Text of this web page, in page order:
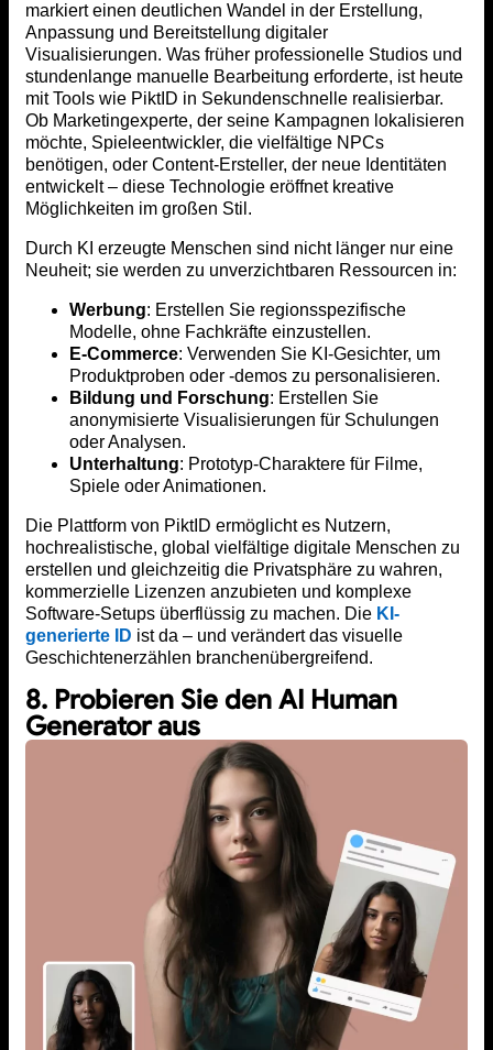
markiert einen deutlichen Wandel in der Erstellung,
Anpassung und Bereitstellung digitaler
Visualisierungen. Was früher professionelle Studios und
stundenlange manuelle Bearbeitung erforderte, ist heute
mit Tools wie PiktID in Sekundenschnelle realisierbar.
Ob Marketingexperte, der seine Kampagnen lokalisieren
möchte, Spieleentwickler, die vielfältige NPCs
benötigen, oder Content-Ersteller, der neue Identitäten
entwickelt – diese Technologie eröffnet kreative
Möglichkeiten im großen Stil.
Durch KI erzeugte Menschen sind nicht länger nur eine
Neuheit; sie werden zu unverzichtbaren Ressourcen in:
Werbung: Erstellen Sie regionsspezifische
Modelle, ohne Fachkräfte einzustellen.
E-Commerce: Verwenden Sie KI-Gesichter, um
Produktproben oder -demos zu personalisieren.
Bildung und Forschung: Erstellen Sie
anonymisierte Visualisierungen für Schulungen
oder Analysen.
Unterhaltung: Prototyp-Charaktere für Filme,
Spiele oder Animationen.
Die Plattform von PiktID ermöglicht es Nutzern,
hochrealistische, global vielfältige digitale Menschen zu
erstellen und gleichzeitig die Privatsphäre zu wahren,
kommerzielle Lizenzen anzubieten und komplexe
Software-Setups überflüssig zu machen. Die KI-
generierte ID ist da – und verändert das visuelle
Geschichtenerzählen branchenübergreifend.
8. Probieren Sie den AI Human
Generator aus